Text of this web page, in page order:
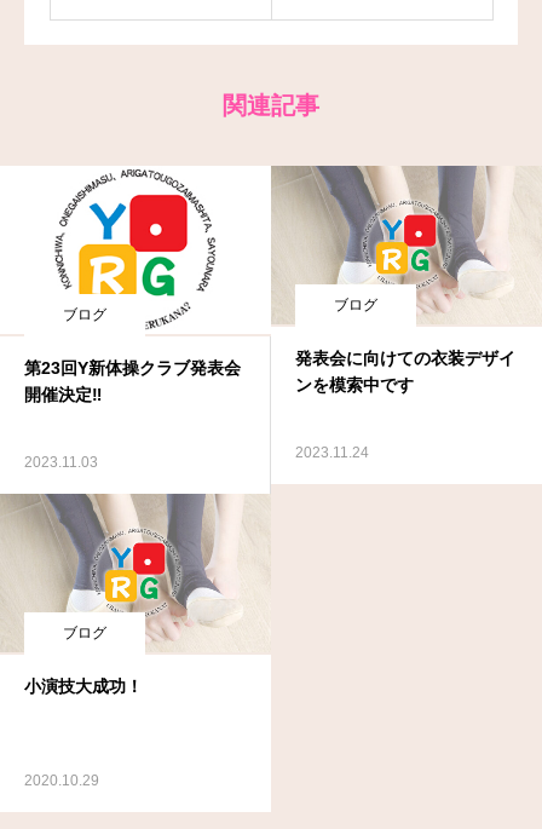
関連記事
ブログ
第23回Y新体操クラブ発表会
開催決定‼
2023.11.03
ブログ
発表会に向けての衣装デザイ
ンを模索中です
2023.11.24
ブログ
小演技大成功！
2020.10.29